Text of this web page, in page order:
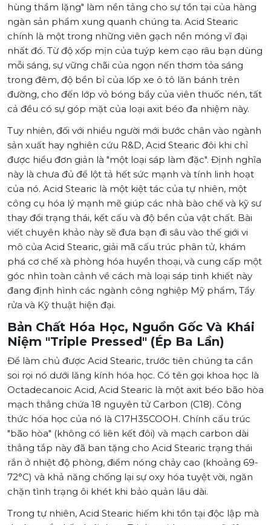
hùng thầm lặng" làm nền tảng cho sự tồn tại của hàng
ngàn sản phẩm xung quanh chúng ta. Acid Stearic
chính là một trong những viên gạch nền móng vĩ đại
nhất đó. Từ độ xốp mịn của tuýp kem cạo râu bạn dùng
mỗi sáng, sự vững chãi của ngọn nến thơm tỏa sáng
trong đêm, độ bền bỉ của lốp xe ô tô lăn bánh trên
đường, cho đến lớp vỏ bóng bẩy của viên thuốc nén, tất
cả đều có sự góp mặt của loại axit béo đa nhiệm này.
Tuy nhiên, đối với nhiều người mới bước chân vào ngành
sản xuất hay nghiên cứu R&D, Acid Stearic đôi khi chỉ
được hiểu đơn giản là "một loại sáp làm đặc". Định nghĩa
này là chưa đủ để lột tả hết sức mạnh và tính linh hoạt
của nó. Acid Stearic là một kiệt tác của tự nhiên, một
công cụ hóa lý mạnh mẽ giúp các nhà bào chế và kỹ sư
thay đổi trạng thái, kết cấu và độ bền của vật chất. Bài
viết chuyên khảo này sẽ đưa bạn đi sâu vào thế giới vi
mô của Acid Stearic, giải mã cấu trúc phân tử, khám
phá cơ chế xà phòng hóa huyền thoại, và cung cấp một
góc nhìn toàn cảnh về cách mà loại sáp tinh khiết này
đang định hình các ngành công nghiệp Mỹ phẩm, Tẩy
rửa và Kỹ thuật hiện đại.
Bản Chất Hóa Học, Nguồn Gốc Và Khái
Niệm "Triple Pressed" (Ép Ba Lần)
Để làm chủ được Acid Stearic, trước tiên chúng ta cần
soi rọi nó dưới lăng kính hóa học. Có tên gọi khoa học là
Octadecanoic Acid, Acid Stearic là một axit béo bão hòa
mạch thẳng chứa 18 nguyên tử Carbon (C18). Công
thức hóa học của nó là C17H35COOH. Chính cấu trúc
"bão hòa" (không có liên kết đôi) và mạch carbon dài
thẳng tắp này đã ban tặng cho Acid Stearic trạng thái
rắn ở nhiệt độ phòng, điểm nóng chảy cao (khoảng 69-
72°C) và khả năng chống lại sự oxy hóa tuyệt vời, ngăn
chặn tình trạng ôi khét khi bảo quản lâu dài.
Trong tự nhiên, Acid Stearic hiếm khi tồn tại độc lập mà